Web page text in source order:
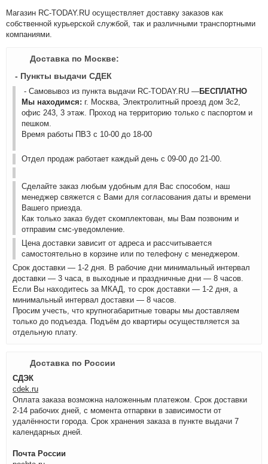
Магазин RC-TODAY.RU осуществляет доставку заказов как
собственной курьерской службой, так и различными транспортными
компаниями.
Доставка по Москве:
- Пункты выдачи СДЕК
- Самовывоз из пункта выдачи RC-TODAY.RU —БЕСПЛАТНО
Мы находимся: г. Москва, Электролитный проезд дом 3с2,
офис 243, 3 этаж. Проход на территорию только с паспортом и
пешком.
Время работы ПВЗ с 10-00 до 18-00
Отдел продаж работает каждый день с 09-00 до 21-00.
Сделайте заказ любым удобным для Вас способом, наш
менеджер свяжется с Вами для согласования даты и времени
Вашего приезда.
Как только заказ будет скомплектован, мы Вам позвоним и
отправим смс-уведомление.
Цена доставки зависит от адреса и рассчитывается
самостоятельно в корзине или по телефону с менеджером.
Срок доставки — 1-2 дня. В рабочие дни минимальный интервал
доставки — 3 часа, в выходные и праздничные дни — 8 часов.
Если Вы находитесь за МКАД, то срок доставки — 1-2 дня, а
минимальный интервал доставки — 8 часов.
Просим учесть, что крупногабаритные товары мы доставляем
только до подъезда. Подъём до квартиры осуществляется за
отдельную плату.
Доставка по России
СДЭК
cdek.ru
Оплата заказа возможна наложенным платежом. Срок доставки
2-14 рабочих дней, с момента отпарвки в зависимости от
удалённости города. Срок хранения заказа в пункте выдачи 7
календарных дней.
Почта России